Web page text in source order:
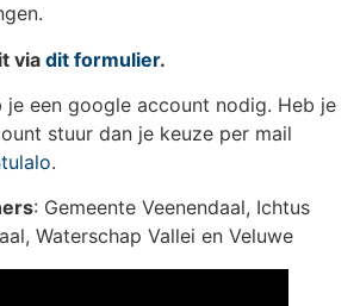
via dit formulier.
je een google account nodig. Heb je
stuur dan je keuze per mail
.
: Gemeente Veenendaal, Ichtus
Waterschap Vallei en Veluwe